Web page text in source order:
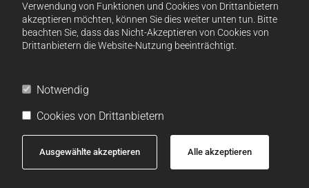
Verwendung von Funktionen und Cookies von Drittanbietern
akzeptieren möchten, können Sie dies weiter unten tun. Bitte
beachten Sie, dass das Nicht-Akzeptieren von Cookies von
Drittanbietern die Website-Nutzung beeinträchtigt.
Notwendig
Cookies von Drittanbietern
Ausgewählte akzeptieren Alle akzeptieren